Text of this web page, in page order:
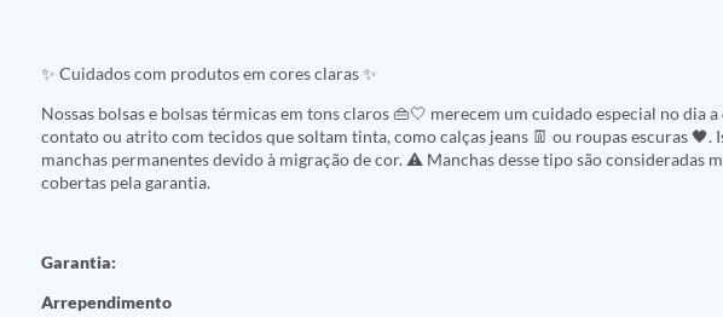
✨ Cuidados com produtos em cores claras ✨
Nossas bolsas e bolsas térmicas em tons claros 👜🤍 merecem um cuidado especial no dia
contato ou atrito com tecidos que soltam tinta, como calças jeans 👖 ou roupas escuras 🖤.
manchas permanentes devido à migração de cor. ⚠️ Manchas desse tipo são consideradas
cobertas pela garantia.
Garantia:
Arrependimento